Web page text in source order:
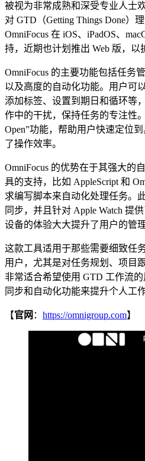
被视为非常成熟和深受专业人士
对 GTD（Getting Things Done）
OmniFocus 在 iOS、iPadOS、
持，近期也计划推出 Web 版，以
OmniFocus 的主要功能包括任务
以及高度的自动化功能。用户可
添加标签、设置到期日和循环等
作中的干扰，保持任务的专注性
Open”功能，帮助用户快速定位
了操作效率。
OmniFocus 的优势在于其强大的
具的支持，比如 AppleScript 和
求编写脚本来自动化处理任务。
同步，并且针对 Apple Watch 提
设备的体验大大提升了用户的管理
这款工具适用于那些需要细致任
用户，尤其是对任务规划、项目
非常适合希望使用 GTD 工作流
同步和自动化功能来提升个人工
【官网 ： https://omnigroup.com】